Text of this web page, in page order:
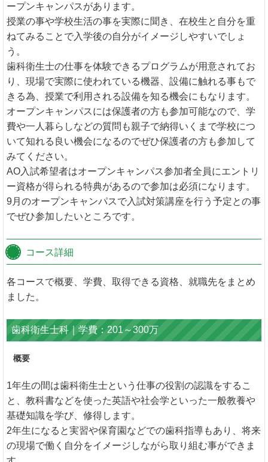
ープンキャンパスがあります。
授業の事や学校生活の事を実際に聞き、在校生と自分を重
ねてみることで入学後の自分がイメージしやすいでしょ
う。
歯科衛生士の仕事を体験できるプログラムが用意されてお
り、現場で実際に使われている機器、設備に触れる事もで
きる為、授業で利用される設備を知る機会にもなります。
オープンキャンパスには保護者の方も参加可能なので、学
費や一人暮らしなどの質問も親子で納得いくまで学校につ
いて知れる良い機会になるのでぜひ保護者の方も参加して
みてください。
AO入試希望者はオープンキャンパス参加者全員にエントリ
ー資格が得られる特典があるので参加は必須になります。
9月のオープンキャンパスで入試対策講座を行う予定との事
でぜひ参加したいところです。
コース詳細
各コースで概要、学費、取得できる資格、就職先をまとめ
ました。
歯科衛生士科｜学費：201～300万
概要
1年生の間は歯科衛生士という仕事の役割の認識をするこ
と、教科書などを使った英語や社会学といった一般教養や
基礎知識を学び、修得します。
2年生になると実習や保育園などでの歯科指導もあり、将来
の現場で働く自分をイメージしながら取り組む事ができま